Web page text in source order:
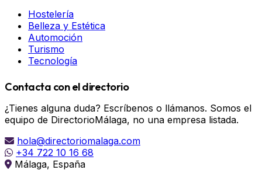
Hostelería
Belleza y Estética
Automoción
Turismo
Tecnología
Contacta con el directorio
¿Tienes alguna duda? Escríbenos o llámanos. Somos el
equipo de DirectorioMálaga, no una empresa listada.
hola@directoriomalaga.com
+34 722 10 16 68
Málaga, España